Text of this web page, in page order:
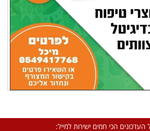
הכי חמים ישירות למייל: